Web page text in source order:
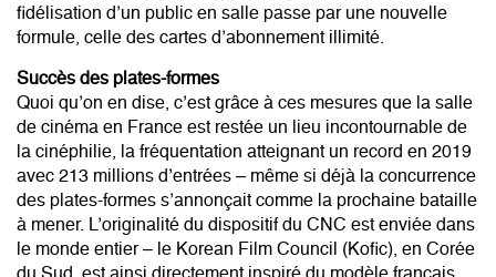
fidélisation d’un public en salle passe par une nouvelle
formule, celle des cartes d’abonnement illimité.
Succès des plates-formes
Quoi qu’on en dise, c’est grâce à ces mesures que la salle
de cinéma en France est restée un lieu incontournable de
la cinéphilie, la fréquentation atteignant un record en 2019
avec 213 millions d’entrées – même si déjà la concurrence
des plates-formes s’annonçait comme la prochaine bataille
à mener. L’originalité du dispositif du CNC est enviée dans
le monde entier – le Korean Film Council (Kofic), en Corée